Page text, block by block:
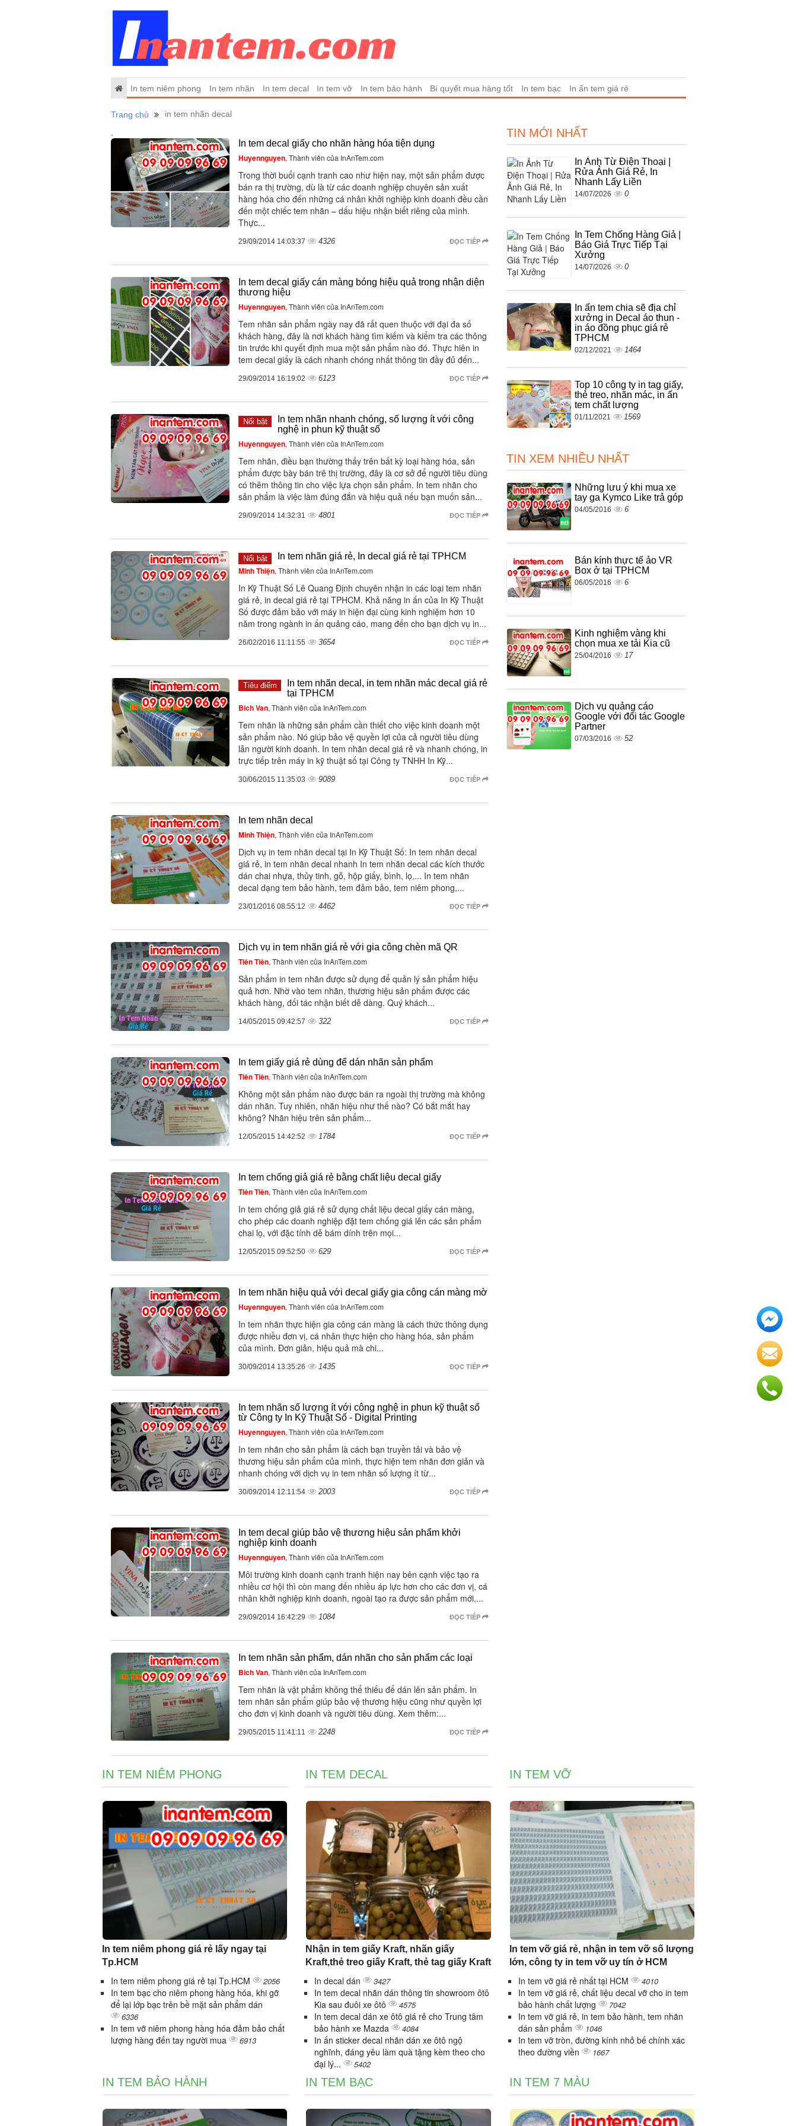
In tem niêm phong In tem nhãn In tem decal In tem vỡ In tem bảo hành Bí quyết mua hàng tốt In tem bạc In ấn tem giá rẻ
Trang chủ in tem nhãn decal
.
In tem decal giấy cho nhãn hàng hóa tiện dụng
Huyennguyen, Thành viên của InAnTem.com
Trong thời buổi cạnh tranh cao như hiện nay, một sản phẩm được
bán ra thị trường, dù là từ các doanh nghiệp chuyên sản xuất
hàng hóa cho đến những cá nhân khởi nghiệp kinh doanh đều cần
đến một chiếc tem nhãn – dấu hiệu nhận biết riêng của mình.
Thực...
ĐỌC TIẾP
29/09/2014 14:03:37 4326
In tem decal giấy cán màng bóng hiệu quả trong nhận diện
thương hiệu
Huyennguyen, Thành viên của InAnTem.com
Tem nhãn sản phẩm ngày nay đã rất quen thuộc với đại đa số
khách hàng, đây là nơi khách hàng tìm kiếm và kiểm tra các thông
tin trước khi quyết định mua một sản phẩm nào đó. Thực hiên in
tem decal giấy là cách nhanh chóng nhất thông tin đầy đủ đến...
ĐỌC TIẾP
29/09/2014 16:19:02 6123
Nổi bật
In tem nhãn nhanh chóng, số lượng ít với công
nghệ in phun kỹ thuật số
Huyennguyen, Thành viên của InAnTem.com
Tem nhãn, điều bạn thường thấy trên bất kỳ loại hàng hóa, sản
phẩm được bày bán trê thị trường, đây là cơ sở để người tiêu dùng
có thêm thông tin cho việc lựa chọn sản phẩm. In tem nhãn cho
sản phẩm là việc làm đúng đắn và hiệu quả nếu bạn muốn sản...
ĐỌC TIẾP
29/09/2014 14:32:31 4801
Nổi bật In tem nhãn giá rẻ, In decal giá rẻ tại TPHCM
Minh Thiện, Thành viên của InAnTem.com
In Kỹ Thuật Số Lê Quang Định chuyên nhận in các loại tem nhãn
giá rẻ, in decal giá rẻ tại TPHCM. Khả năng in ấn của In Kỹ Thuật
Số được đảm bảo với máy in hiện đại cùng kinh nghiệm hơn 10
năm trong ngành in ấn quảng cáo, mang đến cho bạn dịch vụ in...
ĐỌC TIẾP
26/02/2016 11:11:55 3654
Tiêu điểm
In tem nhãn decal, in tem nhãn mác decal giá rẻ
tại TPHCM
Bich Van, Thành viên của InAnTem.com
Tem nhãn là những sản phẩm cần thiết cho việc kinh doanh một
sản phẩm nào. Nó giúp bảo vệ quyền lợi của cả người tiêu dùng
lẫn người kinh doanh. In tem nhãn decal giá rẻ và nhanh chóng, in
trực tiếp trên máy in kỹ thuật số tại Công ty TNHH In Kỹ...
ĐỌC TIẾP
30/06/2015 11:35:03 9089
In tem nhãn decal
Minh Thiện, Thành viên của InAnTem.com
Dịch vụ in tem nhãn decal tại In Kỹ Thuật Số: In tem nhãn decal
giá rẻ, in tem nhãn decal nhanh In tem nhãn decal các kích thước
dán chai nhựa, thủy tinh, gỗ, hộp giấy, bình, lọ,... In tem nhãn
decal dạng tem bảo hành, tem đảm bảo, tem niêm phong,...
ĐỌC TIẾP
23/01/2016 08:55:12 4462
Dịch vụ in tem nhãn giá rẻ với gia công chèn mã QR
Tiên Tiên, Thành viên của InAnTem.com
Sản phẩm in tem nhãn được sử dụng để quản lý sản phẩm hiệu
quả hơn. Nhờ vào tem nhãn, thương hiệu sản phẩm được các
khách hàng, đối tác nhận biết dễ dàng. Quý khách...
ĐỌC TIẾP
14/05/2015 09:42:57 322
In tem giấy giá rẻ dùng để dán nhãn sản phẩm
Tiên Tiên, Thành viên của InAnTem.com
Không một sản phẩm nào được bán ra ngoài thị trường mà không
dán nhãn. Tuy nhiên, nhãn hiệu như thế nào? Có bắt mắt hay
không? Nhãn hiệu trên sản phẩm...
ĐỌC TIẾP
12/05/2015 14:42:52 1784
In tem chống giả giá rẻ bằng chất liệu decal giấy
Tiên Tiên, Thành viên của InAnTem.com
In tem chống giả giá rẻ sử dụng chất liệu decal giấy cán màng,
cho phép các doanh nghiệp đặt tem chống giá lên các sản phẩm
chai lọ, với đặc tính dễ bám dính trên mọi...
ĐỌC TIẾP
12/05/2015 09:52:50 629
In tem nhãn hiệu quả với decal giấy gia công cán màng mờ
Huyennguyen, Thành viên của InAnTem.com
In tem nhãn thực hiện gia công cán màng là cách thức thông dụng
được nhiều đơn vị, cá nhân thực hiện cho hàng hóa, sản phẩm
của mình. Đơn giản, hiệu quả mà chi...
ĐỌC TIẾP
30/09/2014 13:35:26 1435
In tem nhãn số lượng ít với công nghệ in phun kỹ thuật số
từ Công ty In Kỹ Thuật Số - Digital Printing
Huyennguyen, Thành viên của InAnTem.com
In tem nhãn cho sản phẩm là cách bạn truyền tải và bảo vệ
thương hiệu sản phẩm của mình, thực hiện tem nhãn đơn giản và
nhanh chóng với dịch vụ in tem nhãn số lượng ít từ...
ĐỌC TIẾP
30/09/2014 12:11:54 2003
In tem decal giúp bảo vệ thương hiệu sản phẩm khởi
nghiệp kinh doanh
Huyennguyen, Thành viên của InAnTem.com
Môi trường kinh doanh cạnh tranh hiện nay bên cạnh việc tạo ra
nhiều cơ hội thì còn mang đến nhiều áp lực hơn cho các đơn vị, cá
nhân khởi nghiệp kinh doanh, ngoài tạo ra được sản phẩm mới,...
ĐỌC TIẾP
29/09/2014 16:42:29 1084
In tem nhãn sản phẩm, dán nhãn cho sản phẩm các loại
Bich Van, Thành viên của InAnTem.com
Tem nhãn là vật phẩm không thể thiếu để dán lên sản phẩm. In
tem nhãn sản phẩm giúp bảo vệ thương hiệu cũng như quyền lợi
cho đơn vị kinh doanh và người tiêu dùng. Xem thêm:...
ĐỌC TIẾP
29/05/2015 11:41:11 2248
TIN MỚI NHẤT
In Ảnh Từ Điện Thoại |
Rửa Ảnh Giá Rẻ, In
Nhanh Lấy Liền
14/07/2026 0
In Tem Chống Hàng Giả |
Báo Giá Trực Tiếp Tại
Xưởng
14/07/2026 0
In ấn tem chia sẽ địa chỉ
xưởng in Decal áo thun -
in áo đồng phục giá rẻ
TPHCM
02/12/2021 1464
Top 10 công ty in tag giấy,
thẻ treo, nhãn mác, in ấn
tem chất lượng
01/11/2021 1569
TIN XEM NHIỀU NHẤT
Những lưu ý khi mua xe
tay ga Kymco Like trả góp
04/05/2016 6
Bán kính thực tế ảo VR
Box ở tại TPHCM
06/05/2016 6
Kinh nghiệm vàng khi
chọn mua xe tải Kia cũ
25/04/2016 17
Dịch vụ quảng cáo
Google với đối tác Google
Partner
07/03/2016 52
IN TEM NIÊM PHONG
In tem niêm phong giá rẻ lấy ngay tại
Tp.HCM
In tem niêm phong giá rẻ tại Tp.HCM 2056
In tem bạc cho niêm phong hàng hóa, khi gỡ
để lại lớp bạc trên bề mặt sản phẩm dán
6336
In tem vỡ niêm phong hàng hóa đảm bảo chất
lượng hàng đến tay người mua
6913
IN TEM DECAL
Nhận in tem giấy Kraft, nhãn giấy
Kraft,thẻ treo giấy Kraft, thẻ tag giấy Kraft
In decal dán 3427
In tem decal nhãn dán thông tin showroom ôtô
Kia sau đuôi xe ôtô
4575
In tem decal dán xe ôtô giá rẻ cho Trung tâm
bảo hành xe Mazda
4084
In ấn sticker decal nhãn dán xe ôtô ngộ
nghĩnh, đáng yêu làm quà tặng kèm theo cho
đại lý...
5402
IN TEM VỠ
In tem vỡ giá rẻ, nhận in tem vỡ số lượng
lớn, công ty in tem vỡ uy tín ở HCM
In tem vỡ giá rẻ nhất tại HCM 4010
In tem vỡ giá rẻ, chất liệu decal vỡ cho in tem
bảo hành chất lượng
7042
In tem vỡ giá rẻ, in tem bảo hành, tem nhãn
dán sản phẩm
1046
In tem vỡ tròn, đường kính nhỏ bế chính xác
theo đường viền
1667
IN TEM BẢO HÀNH IN TEM BẠC IN TEM 7 MÀU